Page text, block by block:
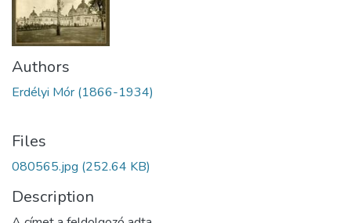
Authors
Erdélyi Mór (1866-1934)
Files
080565.jpg (252.64 KB)
Description